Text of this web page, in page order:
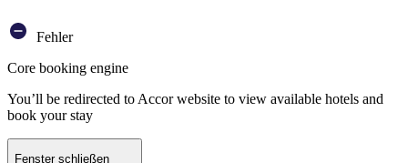
Fehler
Core booking engine
You’ll be redirected to Accor website to view available hotels and
book your stay
Fenster schließen